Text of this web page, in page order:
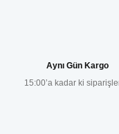
Ürün resmi kalitesiz,
Aynı Gün Kargo
15:00’a kadar ki